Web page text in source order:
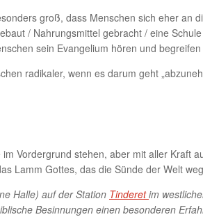
groß, dass Menschen sich eher an
/ Nahrungsmittel gebracht / eine
sein Evangelium hören und
radikaler, wenn es darum geht
Vordergrund stehen, aber mit aller Kraft
Lamm Gottes, das die Sünde der Welt
Halle) auf der Station Tinderetim
Besinnungen einen besonderen